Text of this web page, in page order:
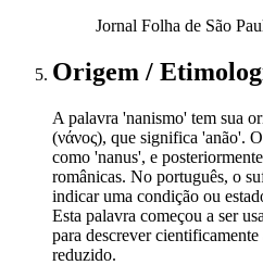
Jornal Folha de São
Origem /
A palavra 'nanismo' tem sua
(νάνος), que significa 'anão'.
como 'nanus', e
românicas. No português, o
indicar uma condição ou
Esta palavra começou a ser
para descrever
reduzido.